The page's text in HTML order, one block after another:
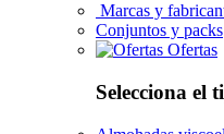
Marcas y
Conjuntos y packs
Ofertas
Selecciona el